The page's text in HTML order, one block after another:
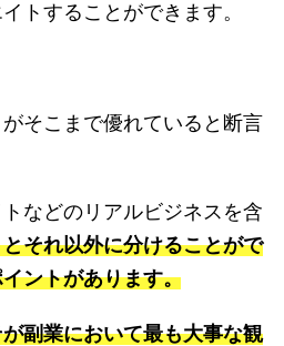
トすることができます。
そこまで優れていると断言
などのリアルビジネスを含
それ以外に分けることがで
ントがあります。
副業において最も大事な観